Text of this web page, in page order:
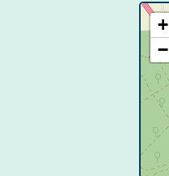
+
−